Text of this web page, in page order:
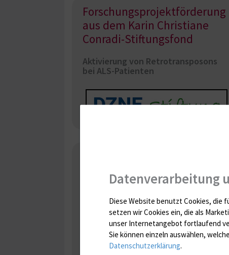
Forschungsprojektförderung
aus dem Karin Christiane
Conradi-Stiftungsfond
Aktivierung von Retrotransposons
bei ALS-Patienten
Meeting (FILSLAN JR 11)
Shared Feature of Genetic ALS and Is
Attenuated by JAK Inhibition in FUS-Mutant
iPSC-Derived Motor Neurons
Datenverarbeitung
Diese Website benutzt Cookies, die
setzen wir Cookies ein, die als
unser Internetangebot fortlaufend
Sie können einzeln auswählen,
Datenschutzerklärung.